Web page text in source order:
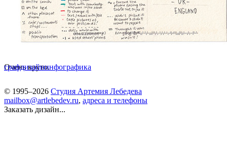
Очень круто.
графдизайнинфографика
© 1995–2026 Студия Артемия Лебедева
mailbox@artlebedev.ru, адреса и телефоны
Заказать дизайн...